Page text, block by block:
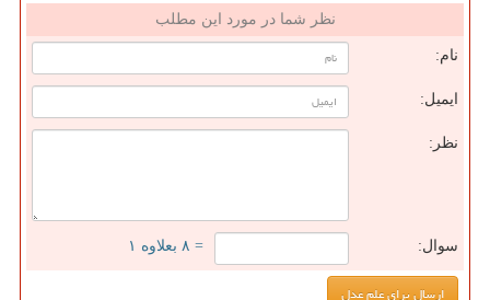
نظر شما در مورد این مطلب
نام:
ایمیل:
نظر:
سوال: = ۸ بعلاوه ۱